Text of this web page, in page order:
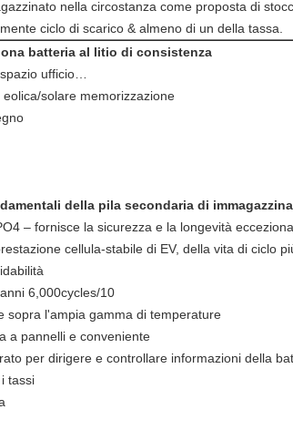
nella circostanza come proposta di
ciclo di scarico & almeno di un della tassa.
batteria al litio di consistenza
ufficio…
solare memorizzazione
della pila secondaria di
– fornisce la sicurezza e la longevità
cellula-stabile di EV, della vita di ciclo
6,000cycles/10
sopra l'ampia gamma di temperature
a pannelli e conveniente
per dirigere e controllare informazioni della
tassi